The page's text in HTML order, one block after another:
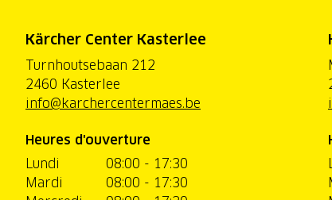
Kärcher Center Kasterlee
Turnhoutsebaan 212
2460 Kasterlee
info@karchercentermaes.be
Heures d'ouverture
Lundi
08:00 - 17:30
Mardi
08:00 - 17:30